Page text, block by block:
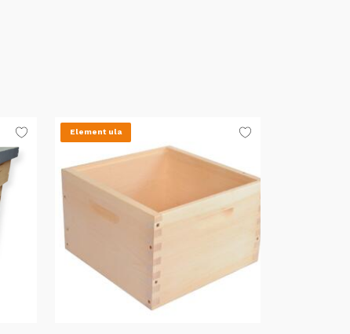
Element ula